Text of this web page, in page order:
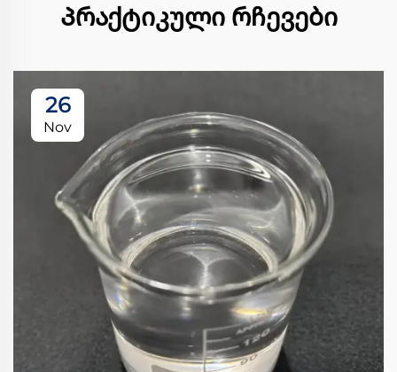
Პრაქტიკული რჩევები
26
Nov